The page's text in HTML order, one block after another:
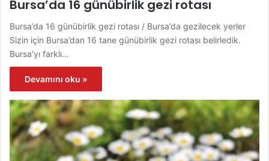
Bursa’da 16 günübirlik gezi rotası
Bursa’da 16 günübirlik gezi rotası / Bursa’da gezilecek yerler
Sizin için Bursa’dan 16 tane günübirlik gezi rotası belirledik.
Bursa’yı farklı…
Devamını oku »